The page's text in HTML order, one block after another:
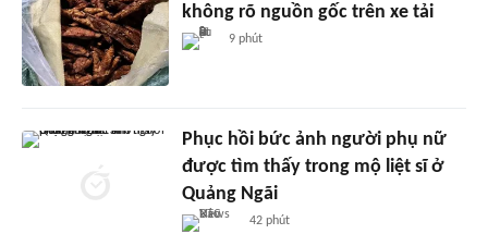
không rõ nguồn gốc trên xe tải
9 phút
Phục hồi bức ảnh người phụ nữ
được tìm thấy trong mộ liệt sĩ ở
Quảng Ngãi
42 phút